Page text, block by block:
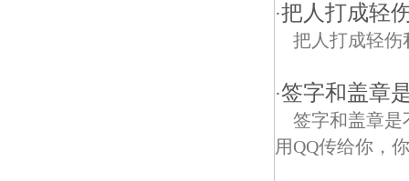
·把人打成轻
把人打成轻伤
·签字和盖章
签字和盖章是
用QQ传给你，